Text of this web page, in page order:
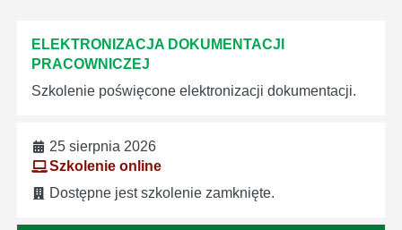
ELEKTRONIZACJA DOKUMENTACJI
PRACOWNICZEJ
Szkolenie poświęcone elektronizacji dokumentacji.
25 sierpnia 2026
Szkolenie online
Dostępne jest szkolenie zamknięte.